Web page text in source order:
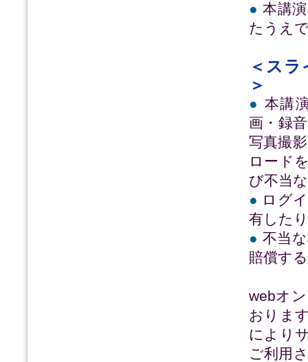
● 本講
たうえ
＜ス
＞
● 本講
画・録
写真撮
ロード
び不当
● ログ
有した
● 不当
賠償す
webオ
おりま
により
ご利用